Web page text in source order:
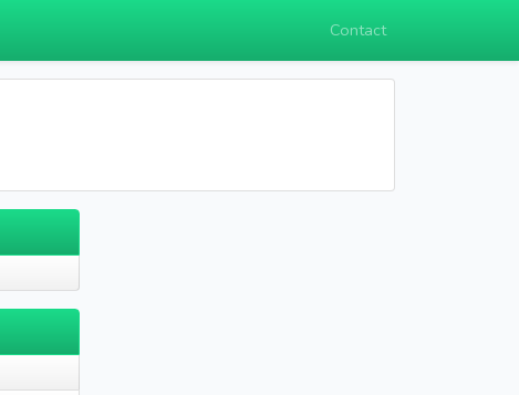
Contact